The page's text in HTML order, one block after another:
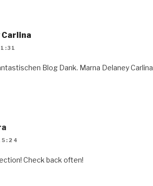
Carlina
Blog Dank. Marna Delaney Carlina
Check back often!